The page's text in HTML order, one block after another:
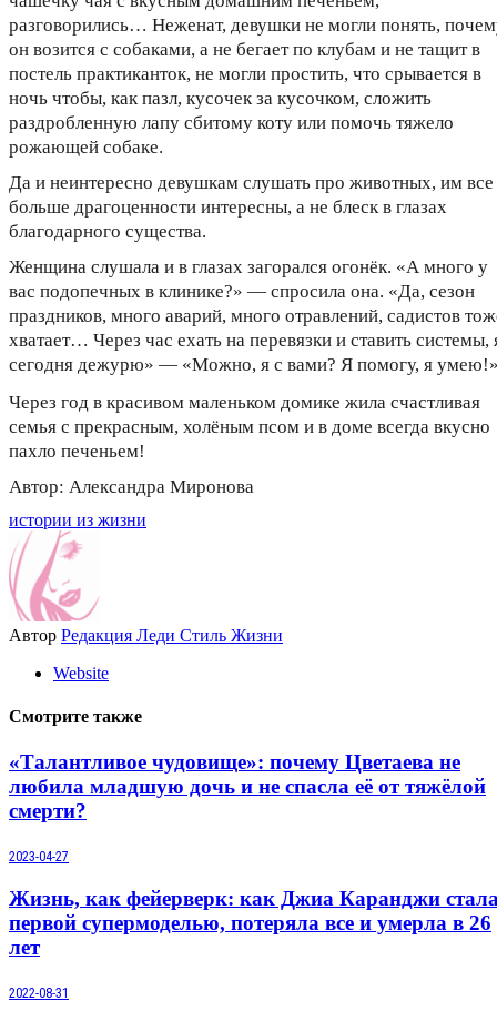
разговорились… Неженат, девушки не могли понять,
он возится с собаками, а не бегает по клубам и не тащит в
постель практиканток, не могли простить, что срывается в
ночь чтобы, как пазл, кусочек за кусочком, сложить
раздробленную лапу сбитому коту или помочь тяжело
рожающей собаке.
Да и неинтересно девушкам слушать про животных, им все
больше драгоценности интересны, а не блеск в глазах
благодарного существа.
Женщина слушала и в глазах загорался огонёк. «А много у
вас подопечных в клинике?» — спросила она. «Да, сезон
праздников, много аварий, много отравлений, садистов
хватает… Через час ехать на перевязки и ставить системы,
сегодня дежурю» — «Можно, я с вами? Я помогу, я
Через год в красивом маленьком домике жила счастливая
семья с прекрасным, холёным псом и в доме всегда вкусно
пахло печеньем!
Автор: Александра Миронова
истории из жизни
Автор Редакция Леди Стиль Жизни
Website
Смотрите также
«Талантливое чудовище»: почему Цветаева не
любила младшую дочь и не спасла её от тяжёлой
смерти?
2023-04-27
Жизнь, как фейерверк: как Джиа Каранджи
первой супермоделью, потеряла все и умерла в 26
лет
2022-08-31